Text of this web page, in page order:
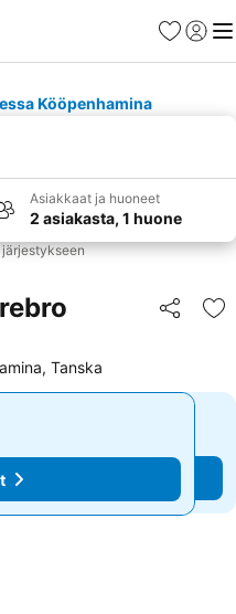
Suosikit
Kööpenhamina
Asiakkaat ja huoneet
2 asiakasta, 1 huone
Jaa
Tanska